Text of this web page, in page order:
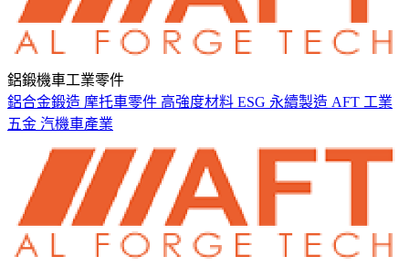
鋁鍛機車工業零件
鋁合金鍛造 摩托車零件 高強度材料 ESG 永續製造 AFT 工業
五金 汽機車產業